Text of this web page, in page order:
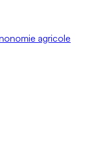
agricole